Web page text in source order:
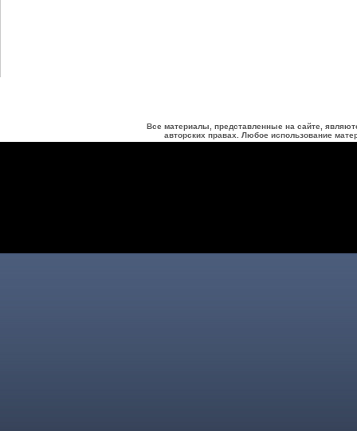
Все материалы, представленные на сайте,
авторских правах. Любое использование